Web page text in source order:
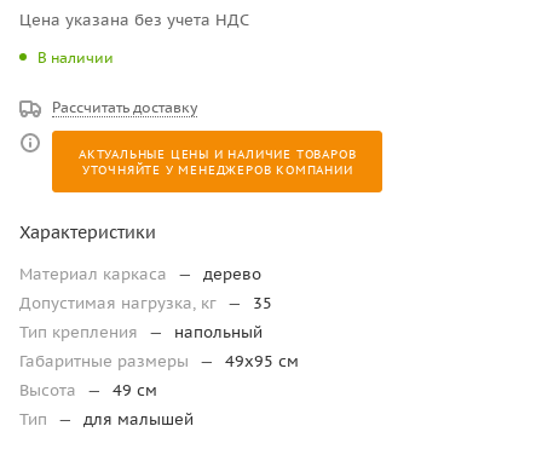
Цена указана без учета НДС
В наличии
Рассчитать доставку
АКТУАЛЬНЫЕ ЦЕНЫ И НАЛИЧИЕ ТОВАРОВ
УТОЧНЯЙТЕ У МЕНЕДЖЕРОВ КОМПАНИИ
Характеристики
Материал каркаса —
дерево
Допустимая нагрузка, кг —
35
Тип крепления
—
напольный
Габаритные размеры
—
49х95 см
Высота
—
49 см
Тип
— для малышей